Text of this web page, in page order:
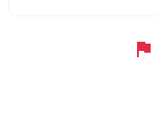
flag